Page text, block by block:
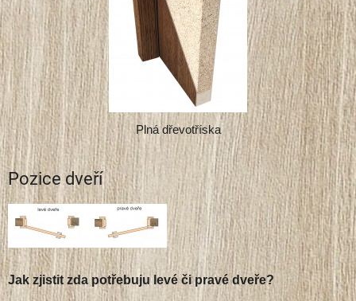
Plná dřevotříska
Pozice dveří
Jak zjistit zda potřebuju levé či pravé dveře?